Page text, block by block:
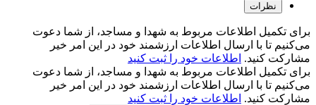
نظرات
برای تکمیل اطلاعات مربوط به شهدا و مساجد، از شما دعوت
می‌کنیم تا با ارسال اطلاعات ارزشمند خود در این امر خیر
مشارکت کنید. اطلاعات خود را ثبت کنید
برای تکمیل اطلاعات مربوط به شهدا و مساجد، از شما دعوت
می‌کنیم تا با ارسال اطلاعات ارزشمند خود در این امر خیر
مشارکت کنید. اطلاعات خود را ثبت کنید